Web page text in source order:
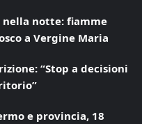
notte: fiamme
a Vergine Maria
“Stop a decisioni
e provincia, 18